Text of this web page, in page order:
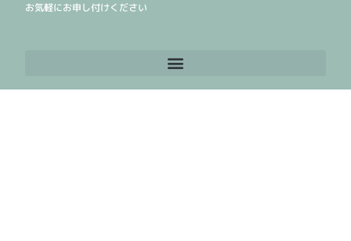
お気軽にお申し付けください